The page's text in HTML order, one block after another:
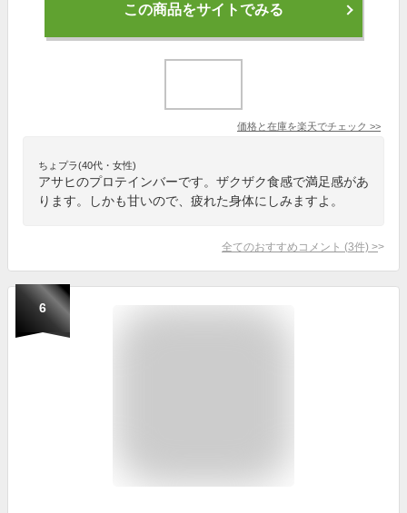
この商品をサイトでみる
価格と在庫を楽天でチェック >>
ちょプラ(40代・女性)
アサヒのプロテインバーです。ザクザク食感で満足感があ
ります。しかも甘いので、疲れた身体にしみますよ。
全てのおすすめコメント (3件) >
6